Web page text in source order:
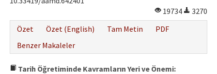
19734
3270
Özet
Özet (English) Tam Metin
PDF
Benzer Makaleler
Tarih Öğretiminde Kavramların Yeri ve Önemi: